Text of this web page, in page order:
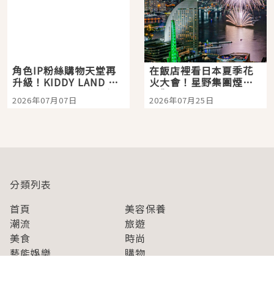
角色IP粉絲購物天堂再
升級！KIDDY LAND 原
宿店吉伊卡哇迎客，新
開幕 OMOKADO 店3分
2026年07月07日
在飯店裡看日本夏季花
火大會！星野集團煙火
景觀飯店6選，讓你不用
人擠人悠閒欣賞
2026年07月25日
分類列表
首頁
美容保養
潮流
旅遊
美食
時尚
藝能娛樂
購物